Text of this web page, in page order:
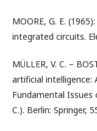
MOORE, G. E.
integrated circuits.
MÜLLER, V. C. –
artificial intelligence:
Fundamental Issues
C.). Berlin: Springer,